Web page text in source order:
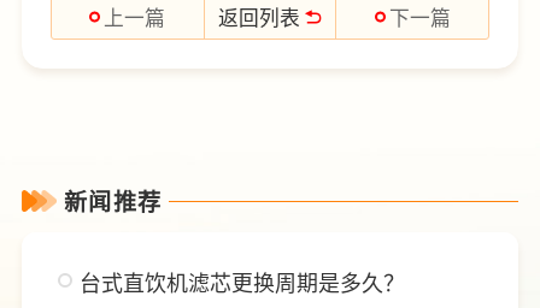
上一篇 返回列表 下一篇
新闻推荐
台式直饮机滤芯更换周期是多久？